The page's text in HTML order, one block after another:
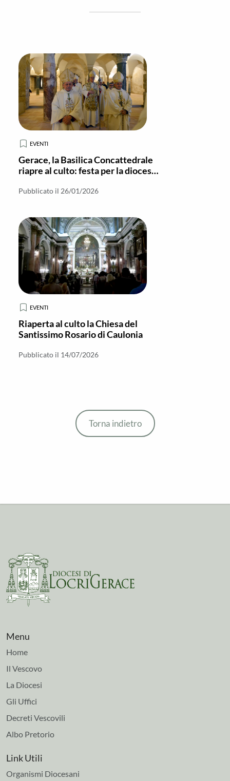
EVENTI
Gerace, la Basilica Concattedrale
riapre al culto: festa per la diocesi
Pubblicato il 26/01/2026
EVENTI
Riaperta al culto la Chiesa del
Santissimo Rosario di Caulonia
Pubblicato il 14/07/2026
Torna indietro
Menu
Home
Il Vescovo
La Diocesi
Gli Uffici
Decreti Vescovili
Albo Pretorio
Link Utili
Organismi Diocesani